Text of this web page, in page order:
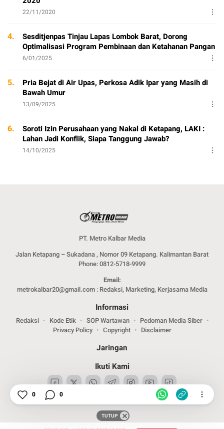
22/11/2020
4.
Sesditjenpas Tinjau Lapas Lombok Barat, Dorong
Optimalisasi Program Pembinaan dan Ketahanan Pangan
6/01/2025
5.
Pria Bejat di Air Upas, Perkosa Adik Ipar yang Masih di
Bawah Umur
13/09/2025
6.
Soroti Izin Perusahaan yang Nakal di Ketapang, LAKI :
Lahan Jadi Konflik, Siapa Tanggung Jawab?
14/10/2025
PT. Metro Kalbar Media
Jalan Ketapang – Sukadana , Nomor 09 Ketapang. Kalimantan Barat
Phone: 0812-5718-9999
Email:
metrokalbar20@gmail.com : Redaksi, Marketing, Kerjasama Media
Informasi
Redaksi Kode Etik SOP Wartawan
Pedoman Media Siber
Privacy Policy
Copyright Disclaimer
Jaringan
Ikuti Kami
0 0
TUTUP